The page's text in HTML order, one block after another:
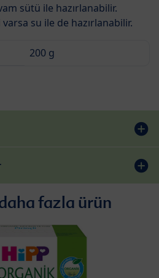
sütü ile hazırlanabilir.
su ile de hazırlanabilir.
200 g
fazla ürün